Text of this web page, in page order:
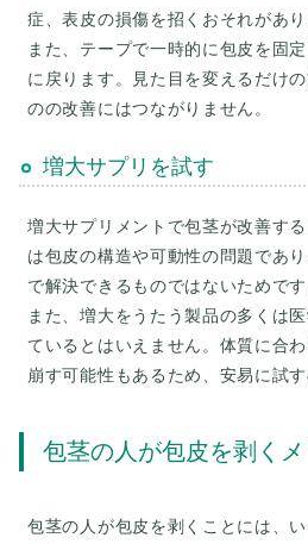
症、表皮の損傷を招くおそれがあり
また、テープで一時的に包皮を固
に戻ります。見た目を変えるだけ
増大サプリを試す
増大サプリメントで包茎が改善す
は包皮の構造や可動性の問題であ
で解決できるものではないためです
また、増大をうたう製品の多くは
ているとはいえません。体質に合
包茎の人が包皮を剥くメ
包茎の人が包皮を剥くことには、